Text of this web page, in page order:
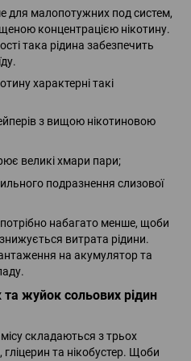
для малопотужних под систем,
концентрацією нікотину.
така рідина забезпечить
характерні такі
з вищою нікотиновою
великі хмари пари;
подразнення слизової
набагато менше, щоби
витрата рідини.
на акумулятор та
жуйок сольових рідин
складаються з трьох
та нікобустер. Щоби